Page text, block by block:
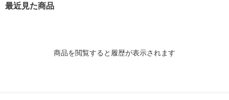
ｍ 良品計画
最近見た商品
商品を閲覧すると履歴が表示されます